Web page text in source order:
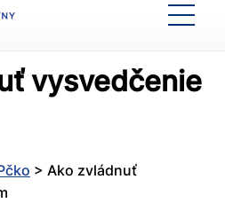
vysvedčenie
> Ako zvládnuť